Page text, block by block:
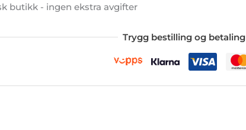
butikk - ingen ekstra avgifter
Trygg bestilling og betaling